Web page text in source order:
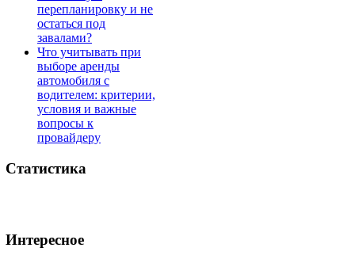
перепланировку и не
остаться под
завалами?
Что учитывать при
выборе аренды
автомобиля с
водителем: критерии,
условия и важные
вопросы к
провайдеру
Статистика
Интересное